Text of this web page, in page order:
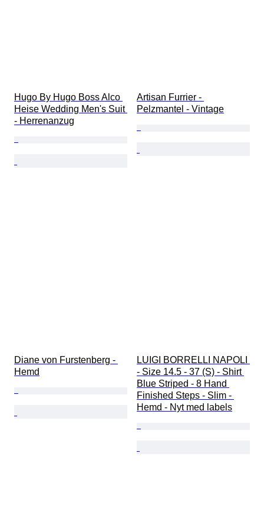
Hugo By Hugo Boss Alco
Heise Wedding Men's Suit
- Herrenanzug
Artisan Furrier -
Pelzmantel - Vintage
Diane von Furstenberg -
Hemd
LUIGI BORRELLI NAPOLI
- Size 14.5 - 37 (S) - Shirt
Blue Striped - 8 Hand
Finished Steps - Slim -
Hemd - Nyt med labels